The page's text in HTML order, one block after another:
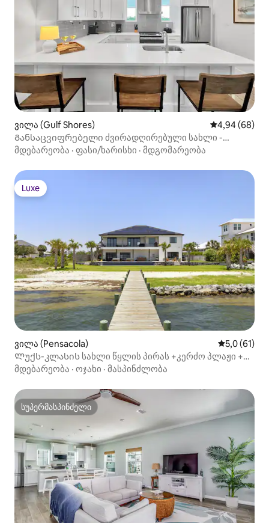
ვილა (Gulf Shores) საშუალო
4,94 (68)
Განსაცვიფრებელი ძვირადღირებული სახლი -
გასეირნება აუზსა და პლაჟზე!
მდებარეობა · ფასი/ხარისხი · მდგომარეობა
Luxe
Luxe
ვილა (Pensacola) საშუალო
5,0 (61)
Ლუქს-კლასის სახლი წყლის პირას +კერძო პლაჟი +
უკიდეგანო აუზი
მდებარეობა · ოჯახი · მასპინძლობა
სუპერმასპინძელი
სუპერმასპინძელი